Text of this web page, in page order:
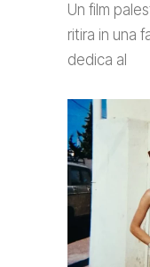
Un film
ritira in una
dedica al